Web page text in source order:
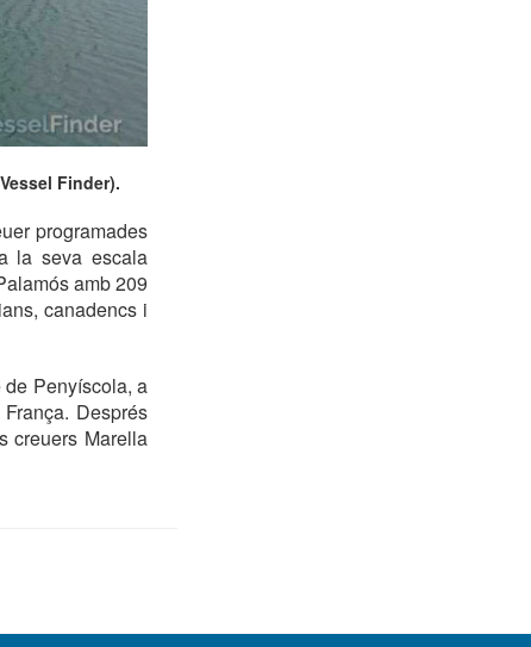
Finder).
programades
la seva escala
amb 209
canadencs i
Penyíscola, a
Després
creuers Marella